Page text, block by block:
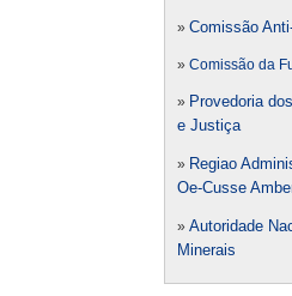
» Comissão
» Comissão da
» Provedoria
e Justiça
» Regiao
Oe-Cusse
» Autoridade
Minerais